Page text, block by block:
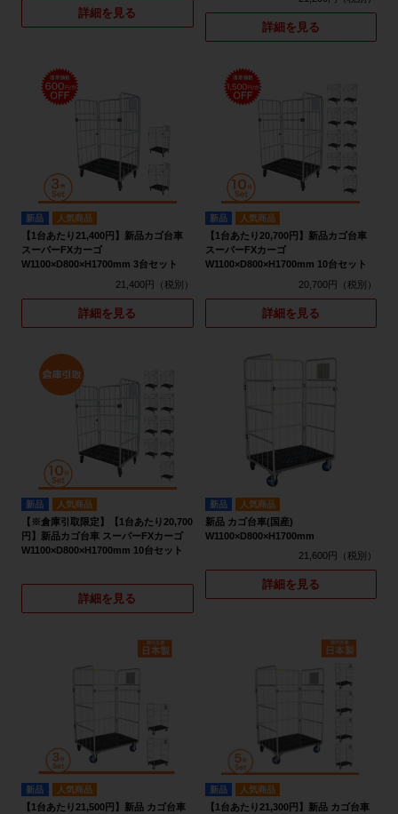
詳細を見る
詳細を見る
新品 人気商品
【1台あたり21,400円】新品カゴ台車
スーパーFXカーゴ
W1100×D800×H1700mm 3台セット
21,400円
詳細を見る
新品 人気商品
【1台あたり20,700円】新品カゴ台車
スーパーFXカーゴ
W1100×D800×H1700mm 10台セット
20,700円
詳細を見る
新品 人気商品
【※倉庫引取限定】【1台あたり20,700
円】新品カゴ台車 スーパーFXカーゴ
W1100×D800×H1700mm 10台セット
詳細を見る
新品 人気商品
新品 カゴ台車(国産)
W1100×D800×H1700mm
21,600円
詳細を見る
新品 人気商品
【1台あたり21,500円】新品 カゴ台車
新品 人気商品
【1台あたり21,300円】新品 カゴ台車